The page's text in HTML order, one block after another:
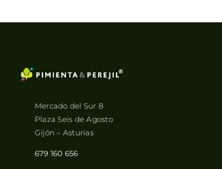
Mercado del Sur 8
Plaza Seis de Agosto
Gijón – Asturias
679 160 656